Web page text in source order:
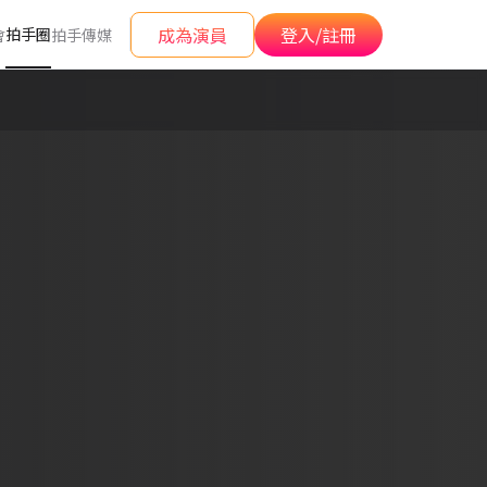
拍手圈拍手傳媒 成為演員 登入/註冊